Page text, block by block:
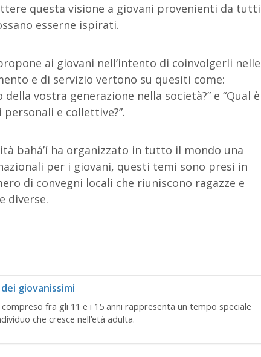
questa visione a giovani provenienti da tutti
esserne ispirati.
ai giovani nell’intento di coinvolgerli nelle
e di servizio vertono su quesiti come:
vostra generazione nella società?” e “Qual è
e collettive?”.
bahá’í ha organizzato in tutto il mondo una
per i giovani, questi temi sono presi in
di convegni locali che riuniscono ragazze e
diverse.
giovanissimi
fra gli 11 e i 15 anni rappresenta un tempo speciale
che cresce nell’età adulta.